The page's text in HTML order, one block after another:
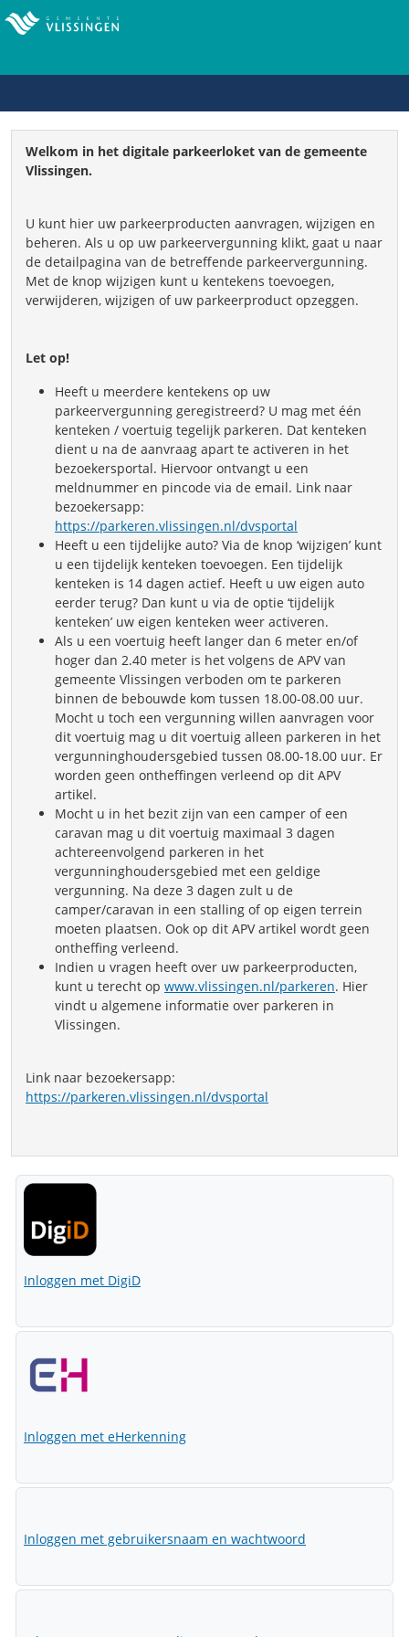
Welkom in het digitale parkeerloket van de gemeente
Vlissingen.
U kunt hier uw parkeerproducten aanvragen, wijzigen en
beheren. Als u op uw parkeervergunning klikt, gaat u naar
de detailpagina van de betreffende parkeervergunning.
Met de knop wijzigen kunt u kentekens toevoegen,
verwijderen, wijzigen of uw parkeerproduct opzeggen.
Let op!
Heeft u meerdere kentekens op uw
parkeervergunning geregistreerd? U mag met één
kenteken / voertuig tegelijk parkeren. Dat kenteken
dient u na de aanvraag apart te activeren in het
bezoekersportal. Hiervoor ontvangt u een
meldnummer en pincode via de email. Link naar
bezoekersapp:
https://parkeren.vlissingen.nl/dvsportal
Heeft u een tijdelijke auto? Via de knop ‘wijzigen’ kunt
u een tijdelijk kenteken toevoegen. Een tijdelijk
kenteken is 14 dagen actief. Heeft u uw eigen auto
eerder terug? Dan kunt u via de optie ‘tijdelijk
kenteken’ uw eigen kenteken weer activeren.
Als u een voertuig heeft langer dan 6 meter en/of
hoger dan 2.40 meter is het volgens de APV van
gemeente Vlissingen verboden om te parkeren
binnen de bebouwde kom tussen 18.00-08.00 uur.
Mocht u toch een vergunning willen aanvragen voor
dit voertuig mag u dit voertuig alleen parkeren in het
vergunninghoudersgebied tussen 08.00-18.00 uur. Er
worden geen ontheffingen verleend op dit APV
artikel.
Mocht u in het bezit zijn van een camper of een
caravan mag u dit voertuig maximaal 3 dagen
achtereenvolgend parkeren in het
vergunninghoudersgebied met een geldige
vergunning. Na deze 3 dagen zult u de
camper/caravan in een stalling of op eigen terrein
moeten plaatsen. Ook op dit APV artikel wordt geen
ontheffing verleend.
Indien u vragen heeft over uw parkeerproducten,
kunt u terecht op www.vlissingen.nl/parkeren. Hier
vindt u algemene informatie over parkeren in
Vlissingen.
Link naar bezoekersapp:
https://parkeren.vlissingen.nl/dvsportal
Inloggen met DigiD
Inloggen met eHerkenning
Inloggen met gebruikersnaam en wachtwoord